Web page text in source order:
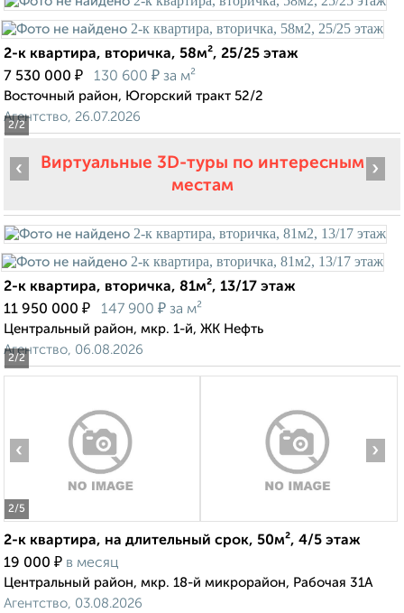
2/2
2-к квартира, вторичка, 58м², 25/25 этаж
7 530 000 ₽ 130 600 ₽ за м²
Восточный район, Югорский тракт 52/2
Агентство, 26.07.2026
Виртуальные 3D-туры по интересным
местам
2/2
‹ ›
2-к квартира, вторичка, 81м², 13/17 этаж
11 950 000 ₽ 147 900 ₽ за м²
Центральный район, мкр. 1-й, ЖК Нефть
Агентство, 06.08.2026
2/5
‹ ›
2-к квартира, на длительный срок, 50м², 4/5 этаж
19 000 ₽ в месяц
Центральный район, мкр. 18-й микрорайон, Рабочая 31А
Агентство, 03.08.2026